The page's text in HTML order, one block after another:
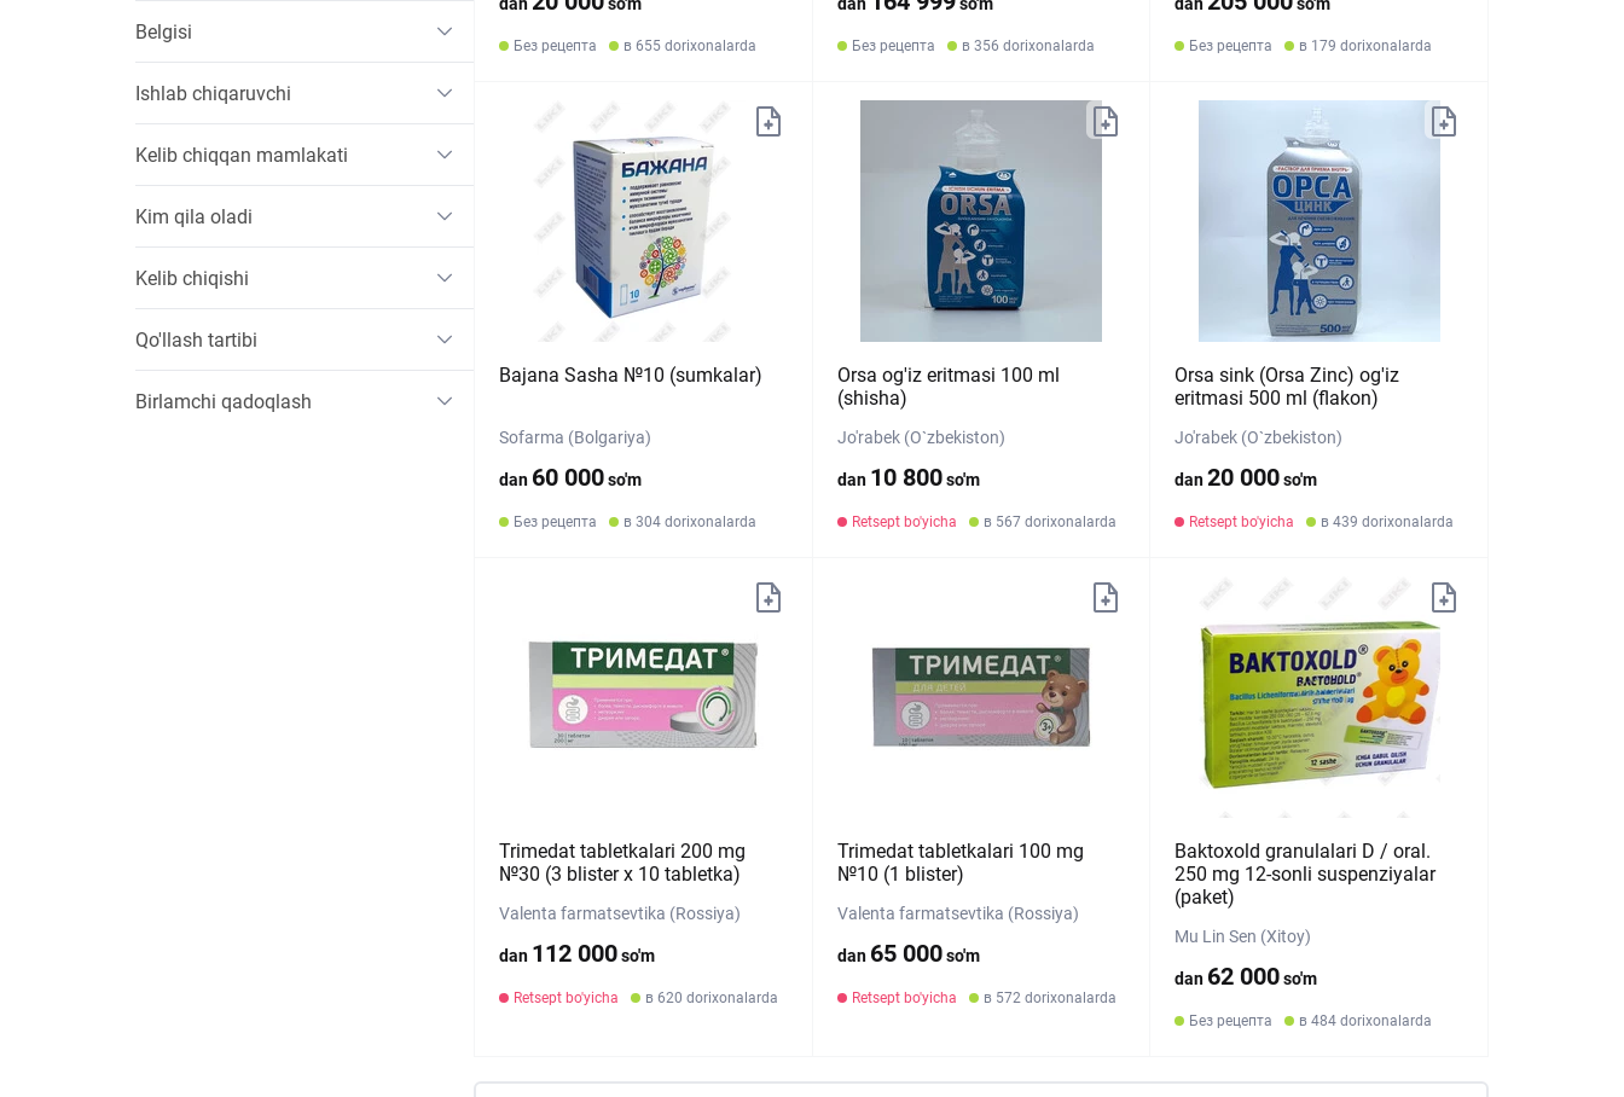
Belgisi
Ishlab chiqaruvchi
Kelib chiqqan mamlakati
Kim qila oladi
Kelib chiqishi
Qo'llash tartibi
Birlamchi qadoqlash
Без рецепта в 655 dorixonalarda Без рецепта в 356 dorixonalarda Без рецепта в 179 dorixonalarda
Bajana Sasha №10 (sumkalar)
Sofarma (Bolgariya)
dan 60 000so'm
Без рецепта в 304 dorixonalarda
Orsa og'iz eritmasi 100 ml
(shisha)
Jo'rabek (O`zbekiston)
dan 10 800so'm
Retsept bo'yicha в 567 dorixonalarda
Orsa sink (Orsa Zinc) og'iz
eritmasi 500 ml (flakon)
Jo'rabek (O`zbekiston)
dan20 000so'm
Retsept bo'yicha в 439 dorixonalarda
Trimedat tabletkalari 200 mg
№30 (3 blister х 10 tabletka)
Valenta farmatsevtika (Rossiya)
dan 112 000so'm
Retsept bo'yicha в 620 dorixonalarda
Trimedat tabletkalari 100 mg
№10 (1 blister)
Valenta farmatsevtika (Rossiya)
dan 65 000so'm
Retsept bo'yicha в 572 dorixonalarda
Baktoxold granulalari D / oral.
250 mg 12-sonli suspenziyalar
(paket)
Mu Lin Sen (Xitoy)
dan 62 000so'm
Без рецепта в 484 dorixonalarda